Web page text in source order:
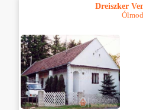
Dreiszker
Ólmod